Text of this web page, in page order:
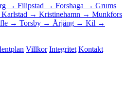
→ Filipstad → Forshaga → Grums
Karlstad → Kristinehamn → Munkfors
→ Torsby → Årjäng → Kil →
Villkor Integritet Kontakt